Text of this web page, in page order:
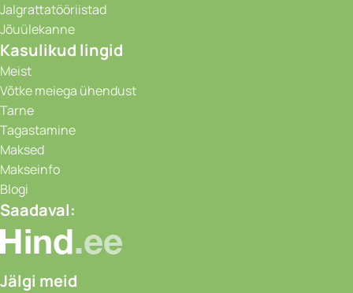
Jalgrattatööriistad
Jõuülekanne
Kasulikud lingid
Meist
Võtke meiega ühendust
Tarne
Tagastamine
Maksed
Makseinfo
Blogi
Saadaval:
Jälgi meid